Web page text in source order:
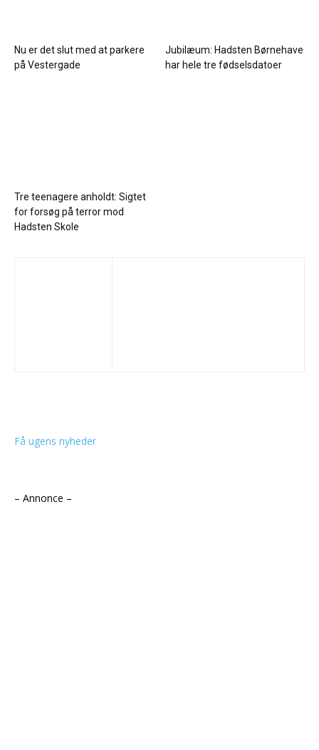
Nu er det slut med at parkere
på Vestergade
Jubilæum: Hadsten Børnehave
har hele tre fødselsdatoer
Tre teenagere anholdt: Sigtet
for forsøg på terror mod
Hadsten Skole
Få ugens nyheder
– Annonce –